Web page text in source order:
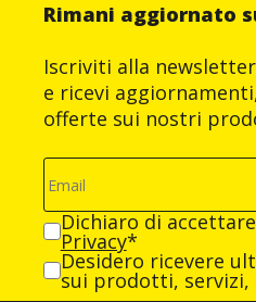
Rimani aggiornato
Iscriviti alla
e ricevi
offerte sui nostri
Dichiaro di accettare
Privacy*
Desidero ricevere
sui prodotti, servizi,